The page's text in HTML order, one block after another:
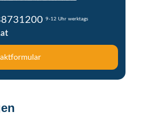
9-12 Uhr werktags